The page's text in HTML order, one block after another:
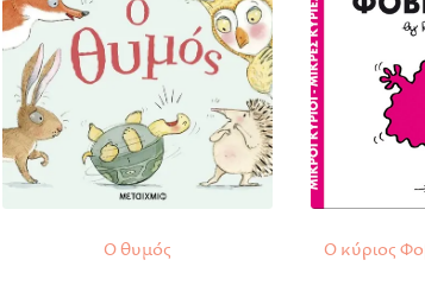
Ο θυμός Ο κύριος